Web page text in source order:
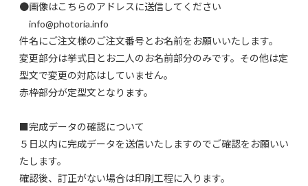
●画像はこちらのアドレスに送信してください
info@photoria.info
件名にご注文様のご注文番号とお名前をお願いいたします。
変更部分は挙式日とお二人のお名前部分のみです。その他は定
型文で変更の対応はしていません。
赤枠部分が定型文となります。
■完成データの確認について
５日以内に完成データを送信いたしますのでご確認をお願いい
たします。
確認後、訂正がない場合は印刷工程に入ります。